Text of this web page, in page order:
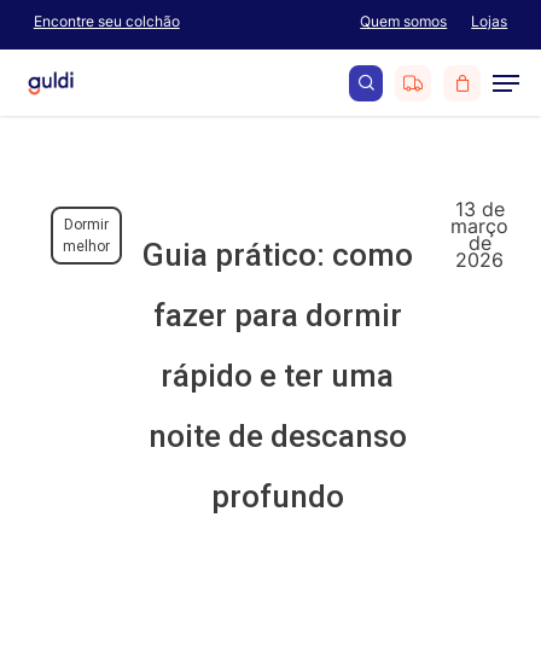
Skip
main
content
Encontre seu colchão Lojas
Quem somos
Dormir
melhor
Guia prático: como
fazer para dormir
rápido e ter uma
noite de descanso
profundo
13 de
março
de
2026
Menu